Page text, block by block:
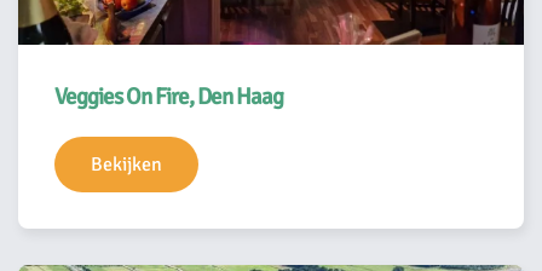
Veggies On Fire, Den Haag
Bekijken